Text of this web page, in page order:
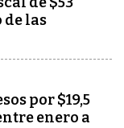
las
por $19,5
enero a